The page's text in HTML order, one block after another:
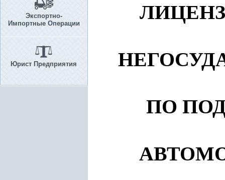
Экспортно-
Импортные Операции
Юрист Предприятия
ПО